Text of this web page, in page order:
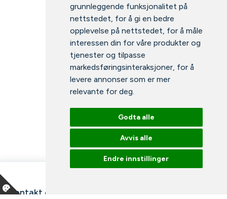
grunnleggende funksjonalitet på
nettstedet, for å gi en bedre
opplevelse på nettstedet, for å måle
interessen din for våre produkter og
tjenester og tilpasse
markedsføringsinteraksjoner, for å
levere annonser som er mer
relevante for deg.
Godta alle
Avvis alle
Endre innstillinger
Kontakt oss